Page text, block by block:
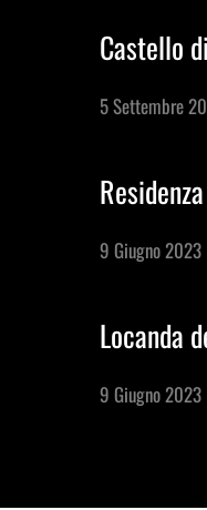
Castello
5 Settembre
9 Giugno 2023
Locanda
9 Giugno 2023